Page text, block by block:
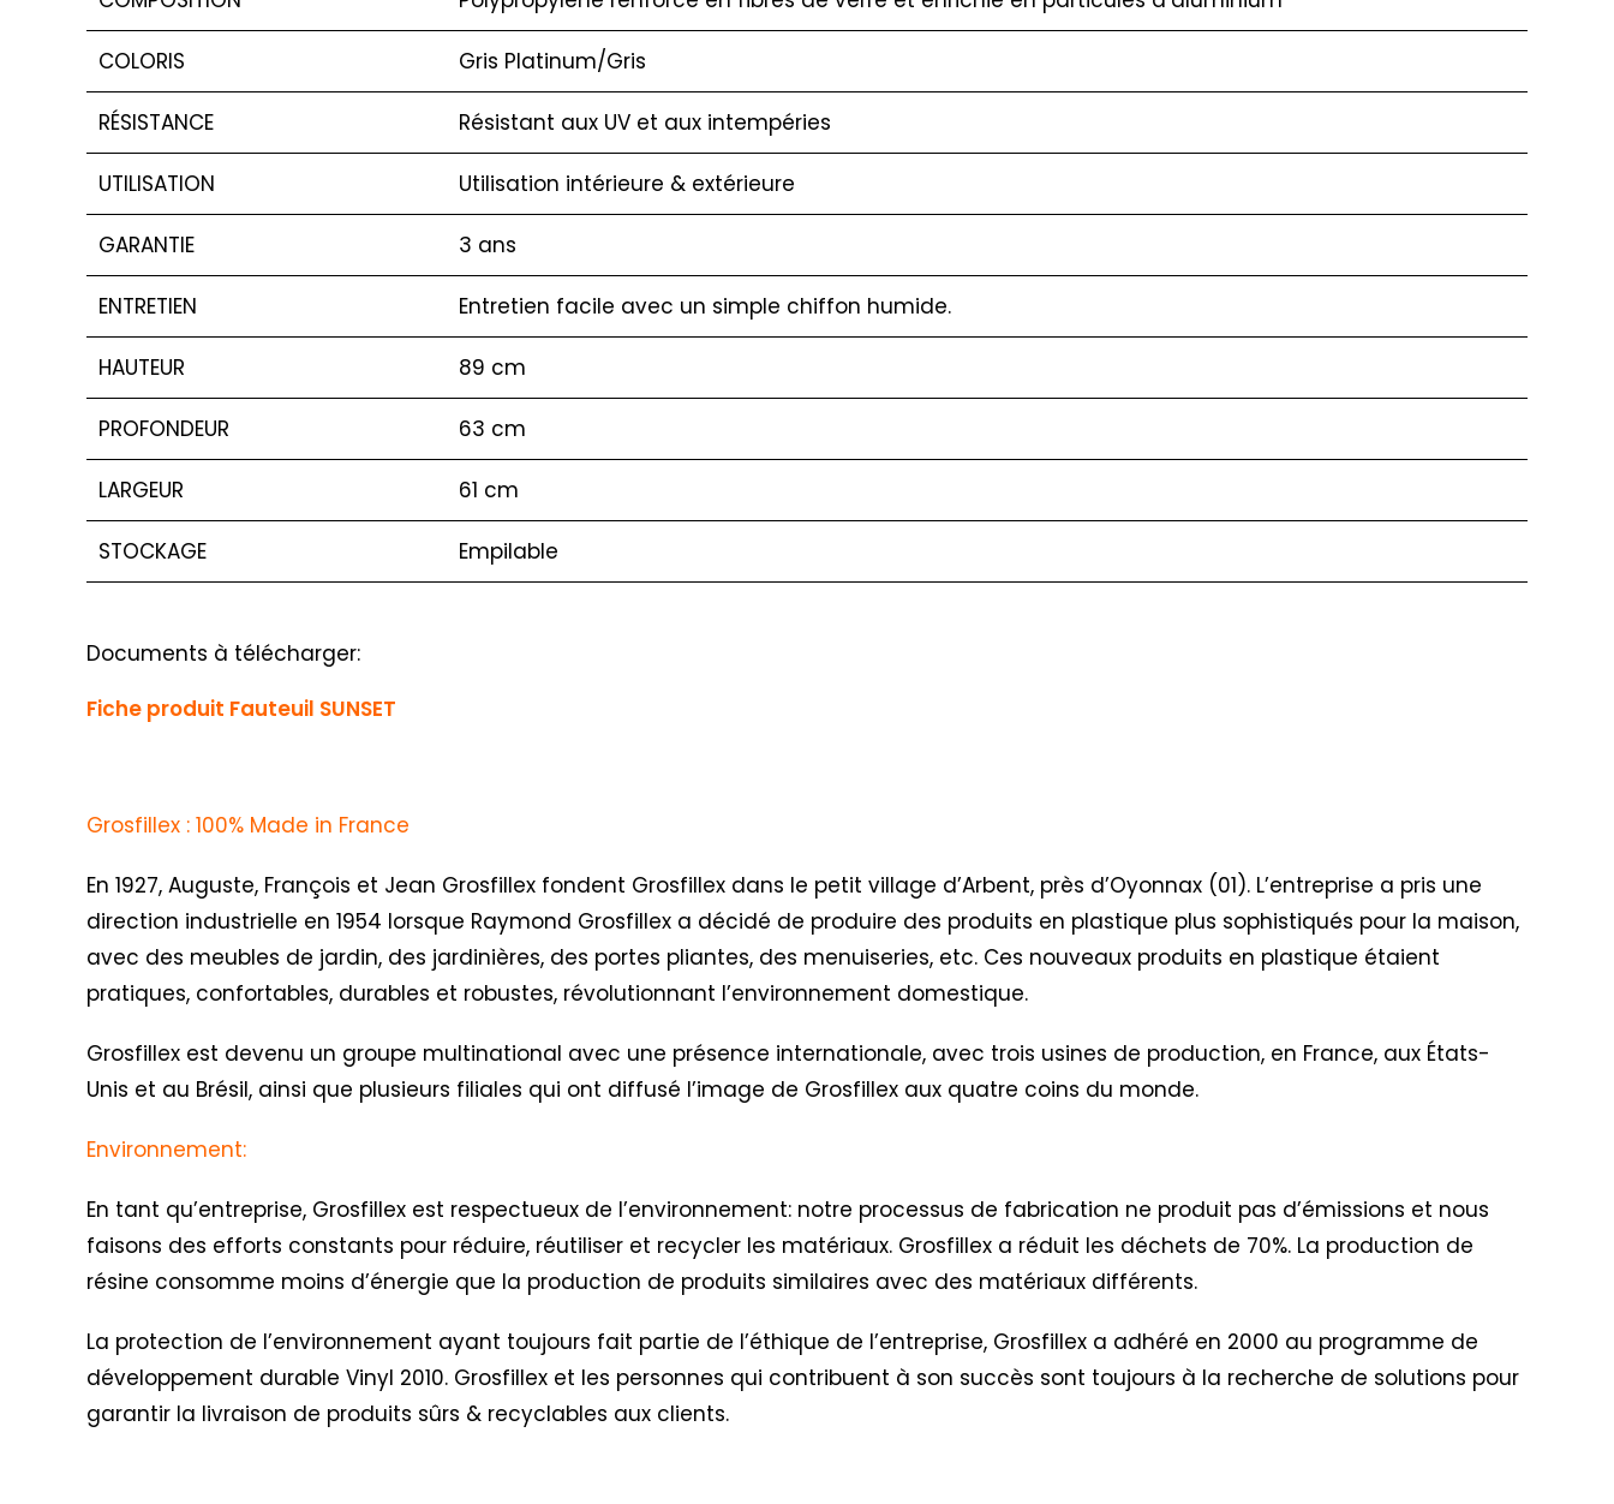
COLORIS Gris Platinum/Gris
RÉSISTANCE Résistant aux UV et aux intempéries
UTILISATION Utilisation intérieure & extérieure
GARANTIE 3 ans
ENTRETIEN Entretien facile avec un simple chiffon humide.
HAUTEUR 89 cm
PROFONDEUR 63 cm
LARGEUR 61 cm
STOCKAGE Empilable
Documents à télécharger:
Fiche produit Fauteuil SUNSET
Grosfillex : 100% Made in France
En 1927, Auguste, François et Jean Grosfillex fondent Grosfillex dans le petit village d’Arbent, près d’Oyonnax (01). L’entreprise a pris une
direction industrielle en 1954 lorsque Raymond Grosfillex a décidé de produire des produits en plastique plus sophistiqués pour la maison,
avec des meubles de jardin, des jardinières, des portes pliantes, des menuiseries, etc. Ces nouveaux produits en plastique étaient
pratiques, confortables, durables et robustes, révolutionnant l’environnement domestique.
Grosfillex est devenu un groupe multinational avec une présence internationale, avec trois usines de production, en France, aux États-
Unis et au Brésil, ainsi que plusieurs filiales qui ont diffusé l’image de Grosfillex aux quatre coins du monde.
Environnement:
En tant qu’entreprise, Grosfillex est respectueux de l’environnement: notre processus de fabrication ne produit pas d’émissions et nous
faisons des efforts constants pour réduire, réutiliser et recycler les matériaux. Grosfillex a réduit les déchets de 70%. La production de
résine consomme moins d’énergie que la production de produits similaires avec des matériaux différents.
La protection de l’environnement ayant toujours fait partie de l’éthique de l’entreprise, Grosfillex a adhéré en 2000 au programme de
développement durable Vinyl 2010. Grosfillex et les personnes qui contribuent à son succès sont toujours à la recherche de solutions pour
garantir la livraison de produits sûrs & recyclables aux clients.